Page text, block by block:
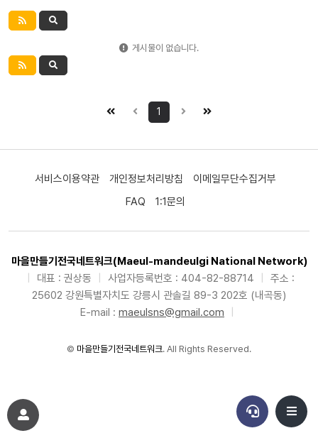
게시물이 없습니다.
1
서비스이용약관 개인정보처리방침
이메일무단수집거부
FAQ
1:1문의
마을만들기전국네트워크(Maeul-mandeulgi National Network)
대표 : 권상동 사업자등록번호 : 404-82-88714
주소 :
25602 강원특별자치도 강릉시 관솔길 89-3 202호 (내곡동)
E-mail : maeulsns@gmail.com
© 마을만들기전국네트워크. All Rights Reserved.